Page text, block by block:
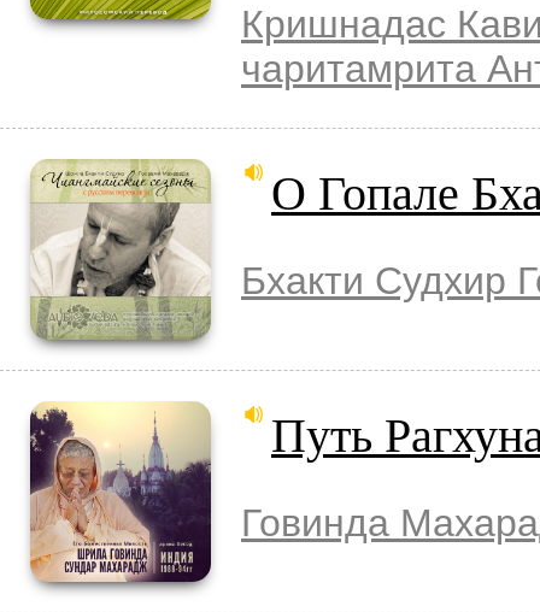
Кришнадас
чаритамрита
О Гопале
Бхакти Судхир
Путь
Говинда